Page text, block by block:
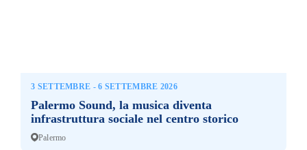
3 SETTEMBRE - 6 SETTEMBRE 2026
Palermo Sound, la musica diventa
infrastruttura sociale nel centro storico
Palermo